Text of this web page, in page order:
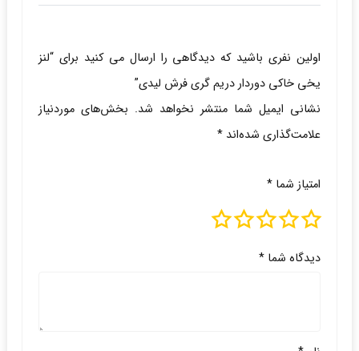
اولین نفری باشید که دیدگاهی را ارسال می کنید برای “لنز
یخی خاکی دوردار دریم گری فرش لیدی”
نشانی ایمیل شما منتشر نخواهد شد. بخش‌های موردنیاز
علامت‌گذاری شده‌اند *
امتیاز شما *
دیدگاه شما *